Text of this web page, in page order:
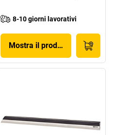
8-10 giorni lavorativi
Mostra il prodotto